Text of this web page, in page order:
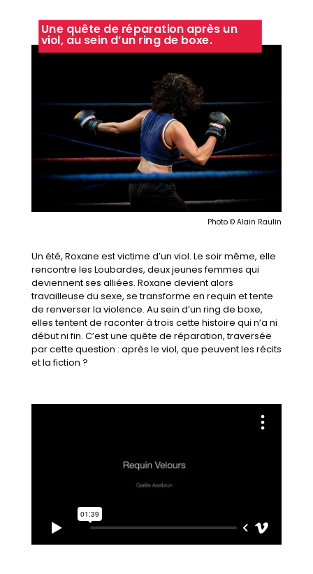
Une quête de réparation après un
viol, au sein d’un ring de boxe.
Photo © Alain Raulin
Un été, Roxane est victime d’un viol. Le soir même, elle
rencontre les Loubardes, deux jeunes femmes qui
deviennent ses alliées. Roxane devient alors
travailleuse du sexe, se transforme en requin et tente
de renverser la violence. Au sein d’un ring de boxe,
elles tentent de raconter à trois cette histoire qui n’a ni
début ni fin. C’estune quête de réparation, traversée
par cette question : après le viol, que peuvent les récits
et la fiction ?